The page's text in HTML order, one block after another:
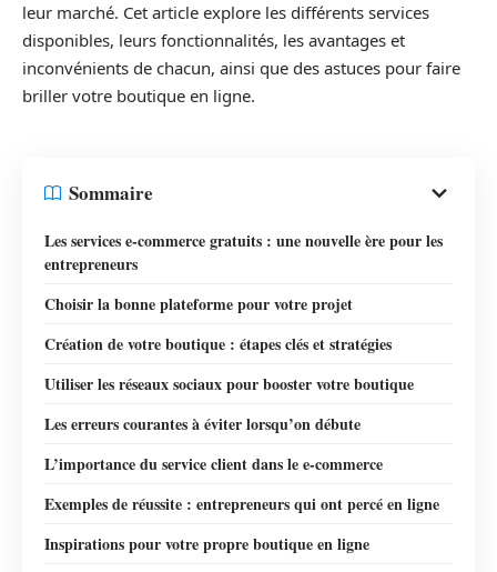
leur marché. Cet article explore les différents services
disponibles, leurs fonctionnalités, les avantages et
inconvénients de chacun, ainsi que des astuces pour faire
briller votre boutique en ligne.
Sommaire
Les services e-commerce gratuits : une nouvelle ère pour les
entrepreneurs
Choisir la bonne plateforme pour votre projet
Création de votre boutique : étapes clés et stratégies
Utiliser les réseaux sociaux pour booster votre boutique
Les erreurs courantes à éviter lorsqu’on débute
L’importance du service client dans le e-commerce
Exemples de réussite : entrepreneurs qui ont percé en ligne
Inspirations pour votre propre boutique en ligne